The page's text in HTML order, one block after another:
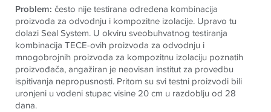
Problem: često nije testirana određena kombinacija
proizvoda za odvodnju i kompozitne izolacije. Upravo tu
dolazi Seal System. U okviru sveobuhvatnog testiranja
kombinacija TECE-ovih proizvoda za odvodnju i
mnogobrojnih proizvoda za kompozitnu izolaciju poznatih
proizvođača, angažiran je neovisan institut za provedbu
ispitivanja nepropusnosti. Pritom su svi testni proizvodi bili
uronjeni u vodeni stupac visine 20 cm u razdoblju od 28
dana.